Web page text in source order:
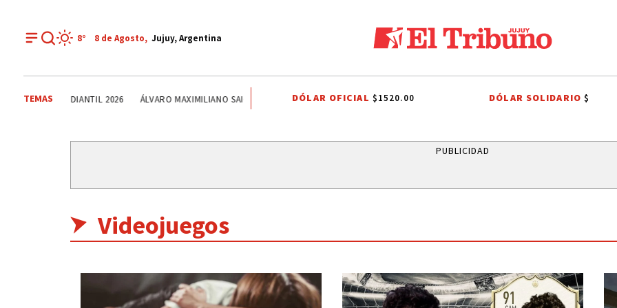
8° 8 de Agosto, Jujuy, Argentina
TEMAS
ONDA ESTUDIANTIL 2026 ÁLVARO MAXIMILIANO SAIQUITA DÍA DEL NIÑO ENTREVISTA A DARÍO SZTAJNSZRAJBER GOBIERNO DE JUJUY
DÓLAR OFICIAL $1520.00 DÓLAR SOLIDARIO$
PUBLICIDAD
Videojuegos